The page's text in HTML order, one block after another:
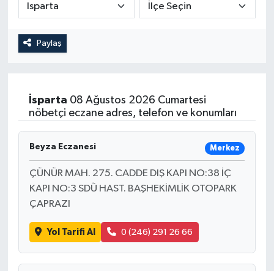
Paylaş
İsparta 08 Ağustos 2026 Cumartesi
nöbetçi eczane adres, telefon ve konumları
Beyza Eczanesi Merkez
ÇÜNÜR MAH. 275. CADDE DIŞ KAPI NO:38 İÇ
KAPI NO:3 SDÜ HAST. BAŞHEKİMLİK OTOPARK
ÇAPRAZI
Yol Tarifi Al 0 (246) 291 26 66
Tüm Manşetler
Son Dakika Haberleri